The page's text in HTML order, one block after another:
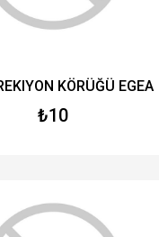
KÖRÜĞÜ EGEA
₺10